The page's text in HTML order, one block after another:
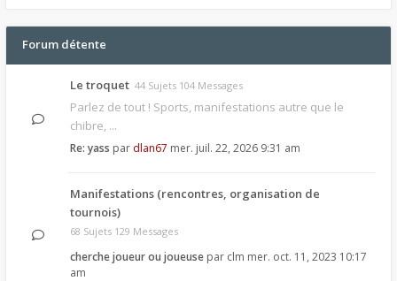
Forum détente
Le troquet 44 Sujets 104 Messages
Parlez de tout ! Sports, manifestations autre que le
chibre, ...
Re: yass par dlan67 mer. juil. 22, 2026 9:31 am
Manifestations (rencontres, organisation de
tournois)
68 Sujets 129 Messages
cherche joueur ou joueuse par clm mer. oct. 11, 2023 10:17
am